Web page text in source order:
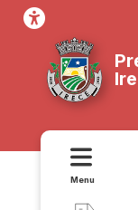
Menu